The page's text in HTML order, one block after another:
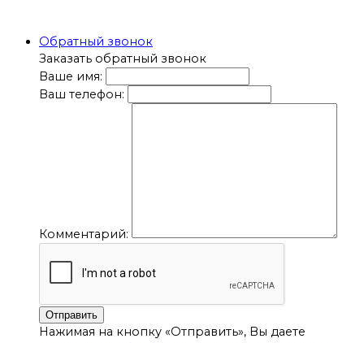
Обратный звонок
Заказать обратный звонок
Ваше имя:
Ваш телефон:
Комментарий:
Отправить
Нажимая на кнопку «Отправить», Вы даете